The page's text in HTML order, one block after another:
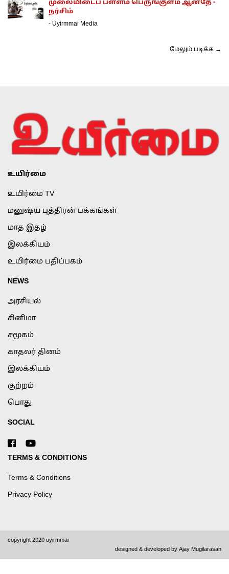
முலையிடைப் பள்ளம் பெருங்குளம் ஆனதே -
நர்சிம்
- Uyirmmai Media
மேலும் படிக்க →
உயிர்மை
உயிர்மை TV
மனுஷ்ய புத்திரன் பக்கங்கள்
மாத இதழ்
இலக்கியம்
உயிர்மை பதிப்பகம்
NEWS
அரசியல்
சினிமா
சமூகம்
காதலர் தினம்
இலக்கியம்
குற்றம்
பொது
SOCIAL
TERMS & CONDITIONS
Terms & Conditions
Privacy Policy
copyright 2020 uyirmmai
designed & developed by Ajay Mugilarasan